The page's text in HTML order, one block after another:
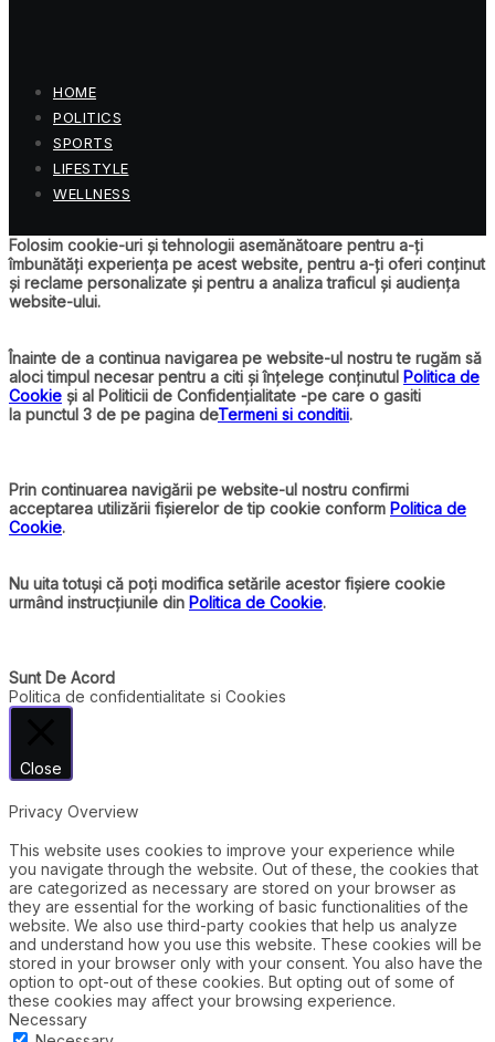
HOME
POLITICS
SPORTS
LIFESTYLE
WELLNESS
Folosim cookie-uri și tehnologii asemănătoare pentru a-ți
îmbunătăți experiența pe acest website, pentru a-ți oferi conținut
și reclame personalizate și pentru a analiza traficul și audiența
website-ului.
Înainte de a continua navigarea pe website-ul nostru te rugăm să
aloci timpul necesar pentru a citi și înțelege conținutul Politica de
Cookie și al Politicii de Confidențialitate -pe care o gasiti
la punctul 3 de pe pagina deTermeni si conditii.
Prin continuarea navigării pe website-ul nostru confirmi
acceptarea utilizării fișierelor de tip cookie conform Politica de
Cookie.
Nu uita totuși că poți modifica setările acestor fișiere cookie
urmând instrucțiunile din Politica de Cookie.
Sunt De Acord
Politica de confidentialitate si Cookies
Close
Privacy Overview
This website uses cookies to improve your experience while
you navigate through the website. Out of these, the cookies that
are categorized as necessary are stored on your browser as
they are essential for the working of basic functionalities of the
website. We also use third-party cookies that help us analyze
and understand how you use this website. These cookies will be
stored in your browser only with your consent. You also have the
option to opt-out of these cookies. But opting out of some of
these cookies may affect your browsing experience.
Necessary